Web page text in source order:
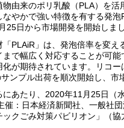
由来のポリ乳酸（PLA）を
なやかで強い特徴を有する発
25日から市場開発を開始しまし
PLAiR」は、発泡倍率を変
まで幅広く対応することが可
化が期待されています。リコ
ンプル出荷を順次開始し、市
にあたり、2020年11月25日（
催：日本経済新聞社、一般社
クごみ対策パビリオン」（